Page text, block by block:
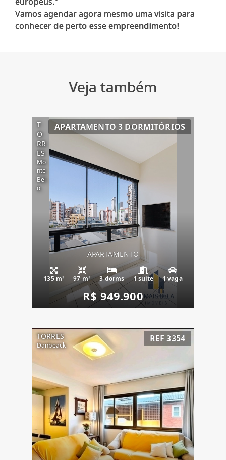
Vamos agendar agora mesmo uma visita para
conhecer de perto esse empreendimento!
Veja também
T
O
RR
ES
Mo
nte
Bel
o
APARTAMENTO 3 DORMITÓRIOS
APARTAMENTO
135 m² 97 m² 3 dorms 1 suíte 1 vaga
R$ 949.900
TORRES
Danbeack
REF 3354